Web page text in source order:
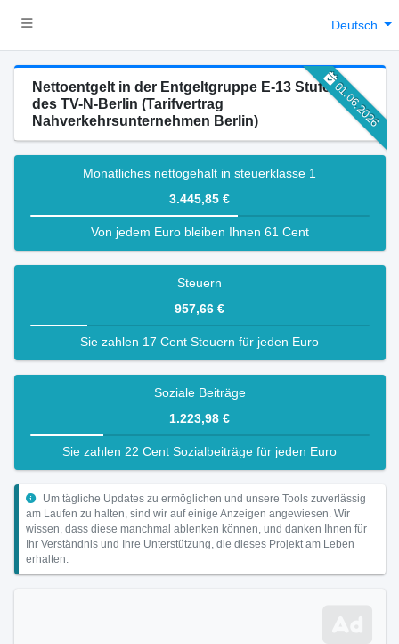
Deutsch
01.06.2026
Nettoentgelt in der Entgeltgruppe E-13 Stufe 3
des TV-N-Berlin (Tarifvertrag
Nahverkehrsunternehmen Berlin)
Monatliches nettogehalt in steuerklasse 1
3.445,85 €
Von jedem Euro bleiben Ihnen 61 Cent
Steuern
957,66 €
Sie zahlen 17 Cent Steuern für jeden Euro
Soziale Beiträge
1.223,98 €
Sie zahlen 22 Cent Sozialbeiträge für jeden Euro
Um tägliche Updates zu ermöglichen und unsere Tools zuverlässig
am Laufen zu halten, sind wir auf einige Anzeigen angewiesen. Wir
wissen, dass diese manchmal ablenken können, und danken Ihnen für
Ihr Verständnis und Ihre Unterstützung, die dieses Projekt am Leben
erhalten.